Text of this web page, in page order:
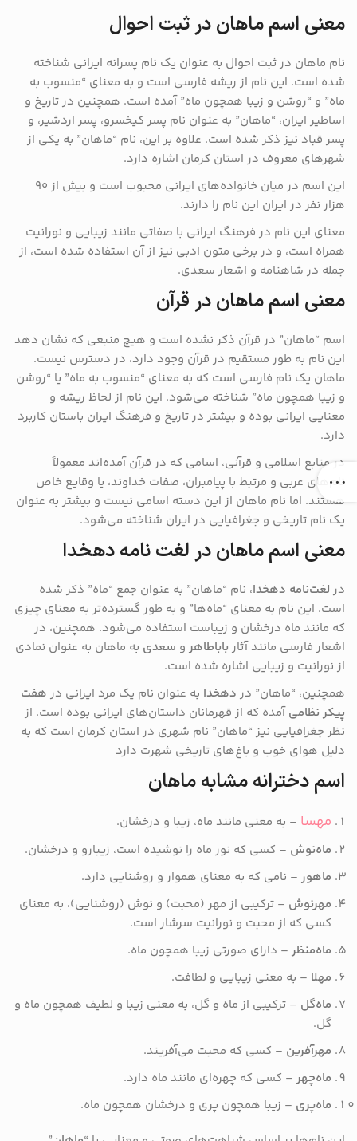
معنی اسم ماهان در ثبت احوال
نام ماهان در ثبت احوال به عنوان یک نام پسرانه ایرانی شناخته
شده است. این نام از ریشه فارسی است و به معنای “منسوب به
ماه” و “روشن و زیبا همچون ماه” آمده است. همچنین در تاریخ و
اساطیر ایران، “ماهان” به عنوان نام پسر کیخسرو، پسر اردشیر، و
پسر قباد نیز ذکر شده است. علاوه بر این، نام “ماهان” به یکی از
شهرهای معروف در استان کرمان اشاره دارد.
این اسم در میان خانواده‌های ایرانی محبوب است و بیش از ۹۰
هزار نفر در ایران این نام را دارند.
معنای این نام در فرهنگ ایرانی با صفاتی مانند زیبایی و نورانیت
همراه است، و در برخی متون ادبی نیز از آن استفاده شده است، از
جمله در شاهنامه و اشعار سعدی​.
معنی اسم ماهان در قرآن
اسم “ماهان” در قرآن ذکر نشده است و هیچ منبعی که نشان دهد
این نام به طور مستقیم در قرآن وجود دارد، در دسترس نیست.
ماهان یک نام فارسی است که به معنای “منسوب به ماه” یا “روشن
و زیبا همچون ماه” شناخته می‌شود. این نام از لحاظ ریشه و
معنایی ایرانی بوده و بیشتر در تاریخ و فرهنگ ایران باستان کاربرد
دارد.
در منابع اسلامی و قرآنی، اسامی که در قرآن آمده‌اند معمولاً
نام‌های عربی و مرتبط با پیامبران، صفات خداوند، یا وقایع خاص
هستند. اما نام ماهان از این دسته اسامی نیست و بیشتر به عنوان
یک نام تاریخی و جغرافیایی در ایران شناخته می‌شود.
معنی اسم ماهان در لغت نامه دهخدا
در لغت‌نامه دهخدا، نام “ماهان” به عنوان جمع “ماه” ذکر شده
است. این نام به معنای “ماه‌ها” و به طور گسترده‌تر به معنای چیزی
که مانند ماه درخشان و زیباست استفاده می‌شود. همچنین، در
اشعار فارسی مانند آثار باباطاهر و سعدی به ماهان به عنوان نمادی
از نورانیت و زیبایی اشاره شده است.
همچنین، “ماهان” در دهخدا به عنوان نام یک مرد ایرانی در هفت
پیکر نظامیآمده که از قهرمانان داستان‌های ایرانی بوده است. از
نظر جغرافیایی نیز “ماهان” نام شهری در استان کرمان است که به
دلیل هوای خوب و باغ‌های تاریخی شهرت دارد​
اسم دخترانه مشابه ماهان
مهسا – به معنی مانند ماه، زیبا و درخشان.
ماه‌نوش – کسی که نور ماه را نوشیده است، زیبارو و درخشان.
ماهور – نامی که به معنای هموار و روشنایی دارد.
مهرنوش – ترکیبی از مهر (محبت) و نوش (روشنایی)، به معنای
کسی که از محبت و نورانیت سرشار است.
ماه‌منظر – دارای صورتی زیبا همچون ماه.
مهلا – به معنی زیبایی و لطافت.
ماه‌گل – ترکیبی از ماه و گل، به معنی زیبا و لطیف همچون ماه و
گل.
مهرآفرین – کسی که محبت می‌آفریند.
ماه‌چهر – کسی که چهره‌ای مانند ماه دارد.
ماه‌پری – زیبا همچون پری و درخشان همچون ماه.